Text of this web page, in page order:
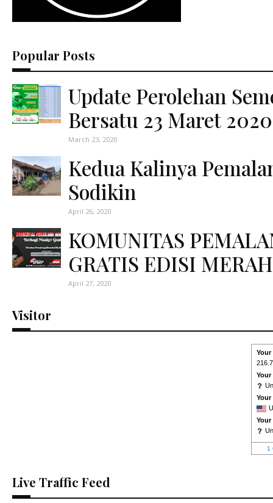
Popular Posts
Update Perolehan
Bersatu 23 Maret 2020
March 23, 2020
Kedua Kalinya
Sodikin
April 26, 2020
KOMUNITAS
GRATIS EDISI
April 27, 2020
Visitor
Your
Your
1
Live Traffic Feed